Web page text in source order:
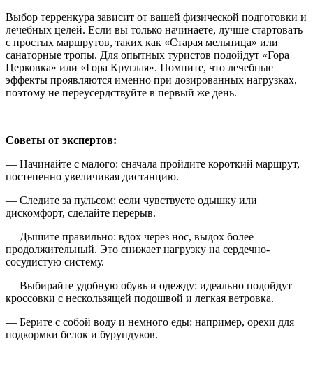
Выбор терренкура зависит от вашей физической подготовки и
лечебных целей. Если вы только начинаете, лучше стартовать
с простых маршрутов, таких как «Старая мельница» или
санаторные тропы. Для опытных туристов подойдут «Гора
Церковка» или «Гора Круглая». Помните, что лечебные
эффекты проявляются именно при дозированных нагрузках,
поэтому не переусердствуйте в первый же день.
Советы от экспертов:
— Начинайте с малого: сначала пройдите короткий маршрут,
постепенно увеличивая дистанцию.
— Следите за пульсом: если чувствуете одышку или
дискомфорт, сделайте перерыв.
— Дышите правильно: вдох через нос, выдох более
продолжительный. Это снижает нагрузку на сердечно-
сосудистую систему.
— Выбирайте удобную обувь и одежду: идеально подойдут
кроссовки с нескользящей подошвой и легкая ветровка.
— Берите с собой воду и немного еды: например, орехи для
подкормки белок и бурундуков.